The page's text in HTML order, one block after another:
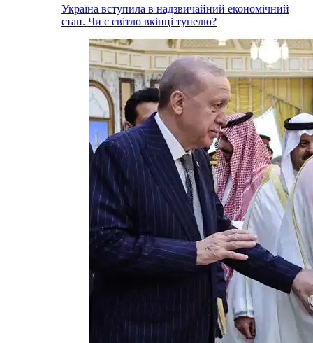
Україна вступила в надзвичайний економічний
стан. Чи є світло вкінці тунелю?